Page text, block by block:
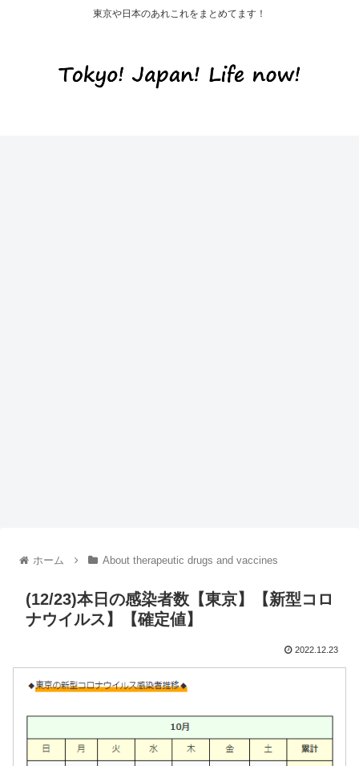
東京や日本のあれこれをまとめてます！
ホーム About therapeutic drugs and vaccines
(12/23)本日の感染者数【東京】【新型コロ
ナウイルス】【確定値】
2022.12.23